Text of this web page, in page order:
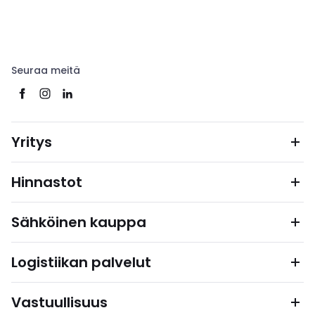
Seuraa meitä
Yritys
Hinnastot
Sähköinen kauppa
Logistiikan palvelut
Vastuullisuus